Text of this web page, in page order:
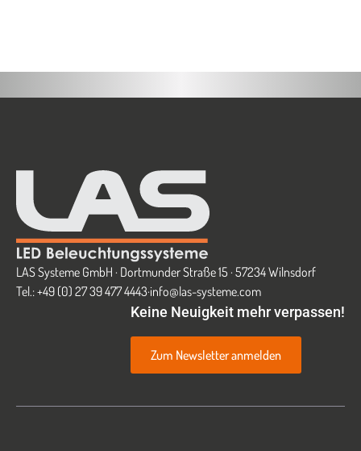
LAS Systeme GmbH · Dortmunder Straße 15 · 57234 Wilnsdorf
Tel.: +49 (0) 27 39 477 4443·info@las-systeme.com
Keine Neuigkeit mehr verpassen!
Zum Newsletter anmelden